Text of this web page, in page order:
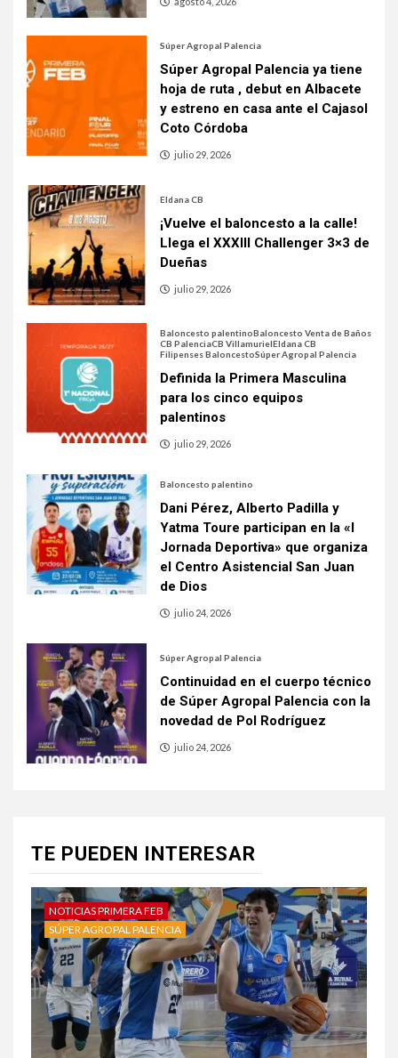
Súper Agropal Palencia
Súper Agropal Palencia ya tiene
hoja de ruta , debut en Albacete
y estreno en casa ante el Cajasol
Coto Córdoba
julio 29, 2026
Eldana CB
¡Vuelve el baloncesto a la calle!
Llega el XXXIII Challenger 3×3 de
Dueñas
julio 29, 2026
Baloncesto palentinoBaloncesto Venta de Baños
CB PalenciaCB VillamurielEldana CB
Filipenses BaloncestoSúper Agropal Palencia
Definida la Primera Masculina
para los cinco equipos
palentinos
julio 29, 2026
Baloncesto palentino
Dani Pérez, Alberto Padilla y
Yatma Toure participan en la «I
Jornada Deportiva» que organiza
el Centro Asistencial San Juan
de Dios
julio 24, 2026
Súper Agropal Palencia
Continuidad en el cuerpo técnico
de Súper Agropal Palencia con la
novedad de Pol Rodríguez
julio 24, 2026
TE PUEDEN INTERESAR
NOTICIAS PRIMERA FEB
SÚPER AGROPAL PALENCIA